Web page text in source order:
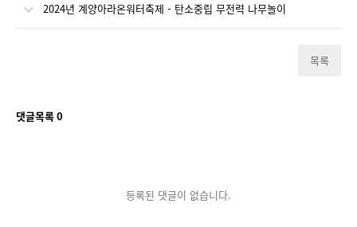
2024년 계양아라온워터축제 - 탄소중립 무전력 나무놀이
목록
댓글목록0
등록된 댓글이 없습니다.